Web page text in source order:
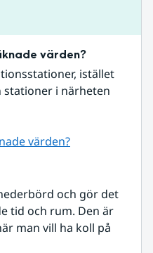
värden?
istället
i närheten
värden?
och gör det
tid och rum. Den är
man vill ha koll på